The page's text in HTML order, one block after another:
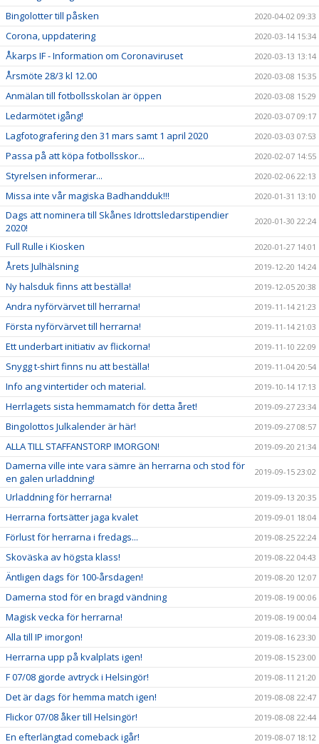
Bingolotter till påsken 2020-04-02 09:33
Corona, uppdatering 2020-03-14 15:34
Åkarps IF - Information om Coronaviruset 2020-03-13 13:14
Årsmöte 28/3 kl 12.00 2020-03-08 15:35
Anmälan till fotbollsskolan är öppen 2020-03-08 15:29
Ledarmötet igång! 2020-03-07 09:17
Lagfotografering den 31 mars samt 1 april 2020 2020-03-03 07:53
Passa på att köpa fotbollsskor... 2020-02-07 14:55
Styrelsen informerar... 2020-02-06 22:13
Missa inte vår magiska Badhandduk!!! 2020-01-31 13:10
Dags att nominera till Skånes Idrottsledarstipendier
2020!
2020-01-30 22:24
Full Rulle i Kiosken 2020-01-27 14:01
Årets Julhälsning 2019-12-20 14:24
Ny halsduk finns att beställa! 2019-12-05 20:38
Andra nyförvärvet till herrarna! 2019-11-14 21:23
Första nyförvärvet till herrarna! 2019-11-14 21:03
Ett underbart initiativ av flickorna! 2019-11-10 22:09
Snygg t-shirt finns nu att beställa! 2019-11-04 20:54
Info ang vintertider och material. 2019-10-14 17:13
Herrlagets sista hemmamatch för detta året! 2019-09-27 23:34
Bingolottos Julkalender är här! 2019-09-27 08:57
ALLA TILL STAFFANSTORP IMORGON! 2019-09-20 21:34
Damerna ville inte vara sämre än herrarna och stod för
en galen urladdning!
2019-09-15 23:02
Urladdning för herrarna! 2019-09-13 20:35
Herrarna fortsätter jaga kvalet 2019-09-01 18:04
Förlust för herrarna i fredags... 2019-08-25 22:24
Skoväska av högsta klass! 2019-08-22 04:43
Äntligen dags för 100-årsdagen! 2019-08-20 12:07
Damerna stod för en bragd vändning 2019-08-19 00:06
Magisk vecka för herrarna! 2019-08-19 00:04
Alla till IP imorgon! 2019-08-16 23:30
Herrarna upp på kvalplats igen! 2019-08-15 23:00
F 07/08 gjorde avtryck i Helsingör! 2019-08-11 21:20
Det är dags för hemma match igen! 2019-08-08 22:47
Flickor 07/08 åker till Helsingör! 2019-08-08 22:44
En efterlängtad comeback igår! 2019-08-07 18:12